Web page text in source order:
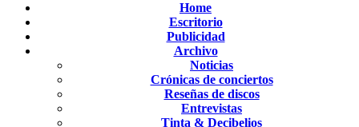
Home
Escritorio
Publicidad
Archivo
Noticias
Crónicas de conciertos
Reseñas de discos
Entrevistas
Tinta & Decibelios